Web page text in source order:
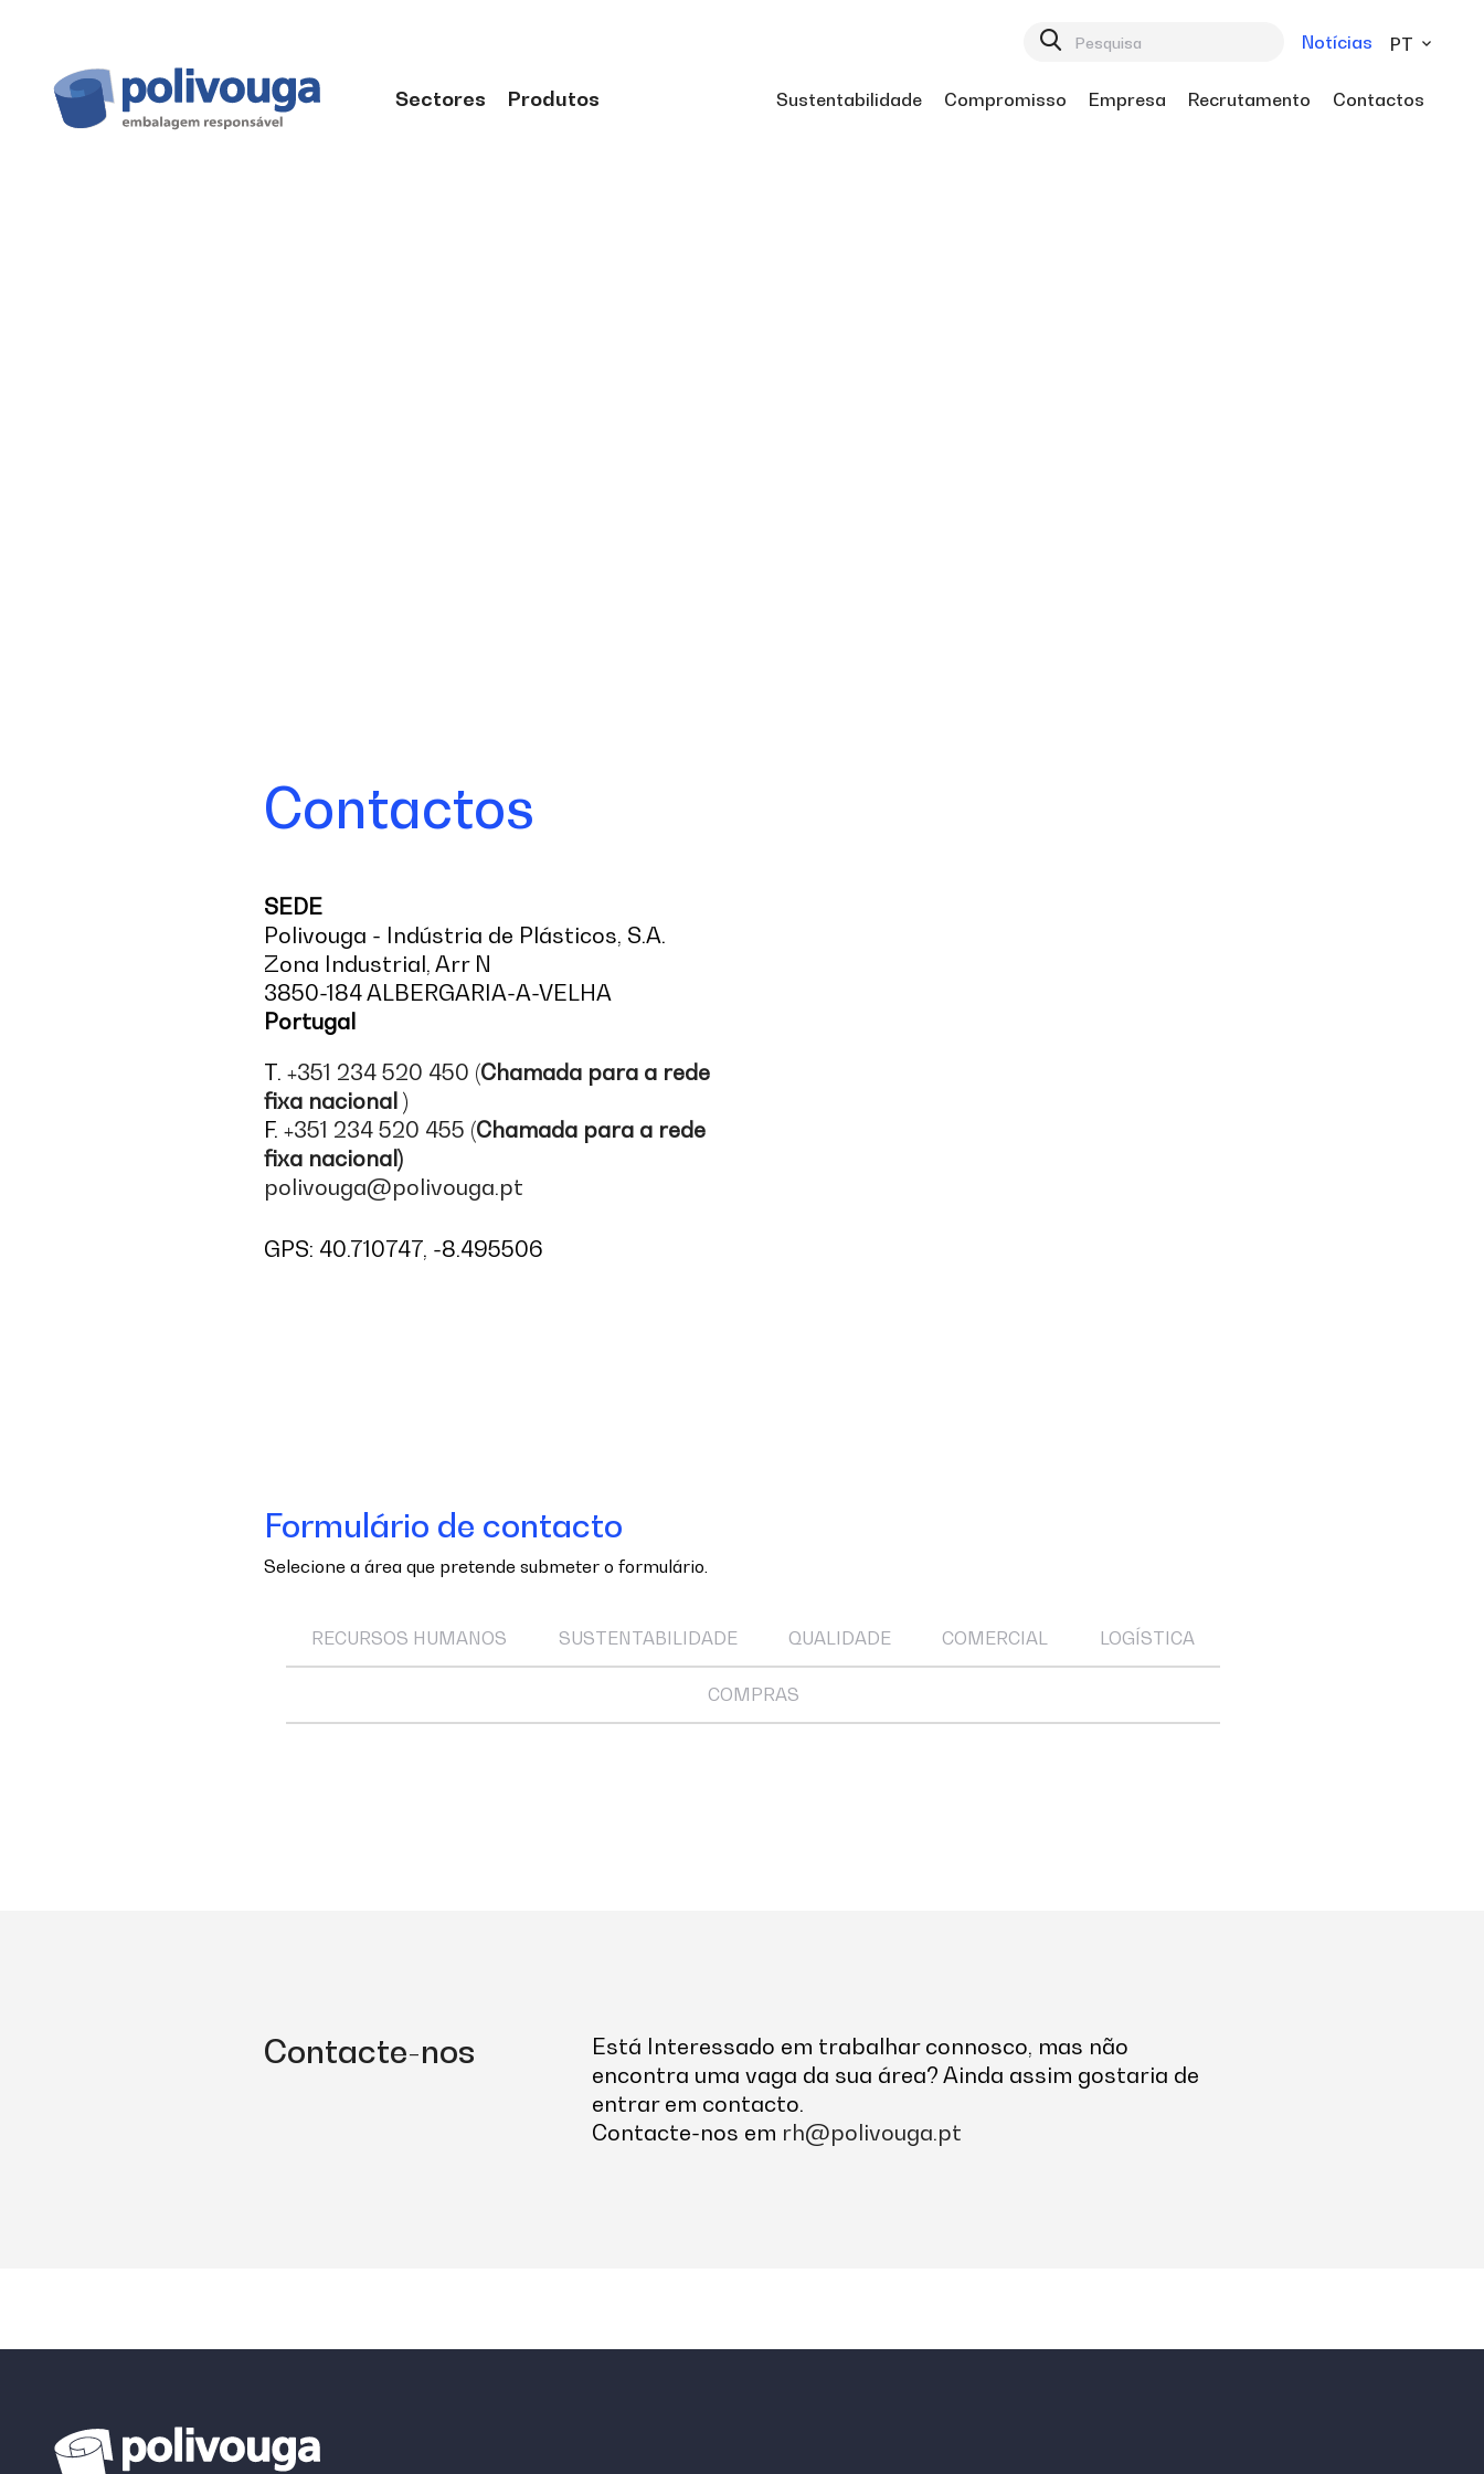
Notícias PT
Sectores Produtos Sustentabilidade Compromisso Empresa Recrutamento Contactos
Contactos
SEDE
Polivouga - Indústria de Plásticos, S.A.
Zona Industrial, Arr N
3850-184 ALBERGARIA-A-VELHA
Portugal
T. +351 234 520 450 (Chamada para a rede
fixa nacional )
F. +351 234 520 455 (Chamada para a rede
fixa nacional)
polivouga@polivouga.pt
GPS: 40.710747, -8.495506
Formulário de contacto
Selecione a área que pretende submeter o formulário.
RECURSOS HUMANOS SUSTENTABILIDADE QUALIDADE COMERCIAL LOGÍSTICA
COMPRAS
Contacte-nos
Está Interessado em trabalhar connosco, mas não
encontra uma vaga da sua área? Ainda assim gostaria de
entrar em contacto.
Contacte-nos em rh@polivouga.pt